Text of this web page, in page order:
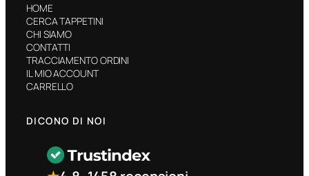
HOME
CERCA TAPPETINI
CHI SIAMO
CONTATTI
TRACCIAMENTO ORDINI
IL MIO ACCOUNT
CARRELLO
DICONO DI NOI